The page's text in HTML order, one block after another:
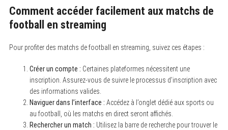
Comment accéder facilement aux matchs de
football en streaming
Pour profiter des matchs de football en streaming, suivez ces étapes :
Créer un compte : Certaines plateformes nécessitent une
inscription. Assurez-vous de suivre le processus d’inscription avec
des informations valides.
Naviguer dans l’interface : Accédez à l’onglet dédié aux sports ou
au football, où les matchs en direct seront affichés.
Rechercher un match : Utilisez la barre de recherche pour trouver le
a
r
f
: